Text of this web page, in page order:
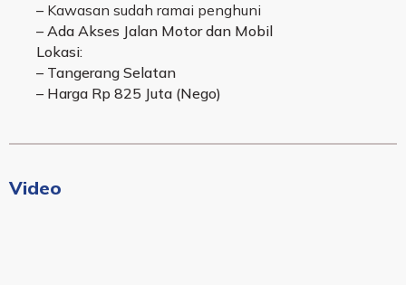
– Kawasan sudah ramai penghuni
– Ada Akses Jalan Motor dan Mobil
Lokasi:
– Tangerang Selatan
– Harga Rp 825 Juta (Nego)
Video